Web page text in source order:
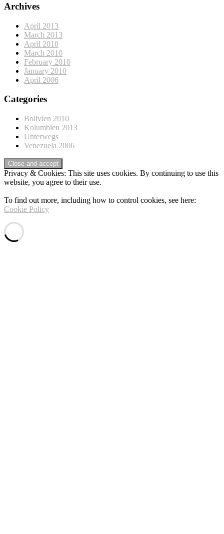
Archives
April 2013
March 2013
April 2010
March 2010
February 2010
January 2010
April 2006
Categories
Bolivien 2010
Kolumbien 2013
Unterwegs
Venezuela 2006
Privacy & Cookies: This site uses cookies. By continuing to use this
website, you agree to their use.
To find out more, including how to control cookies, see here:
Cookie Policy